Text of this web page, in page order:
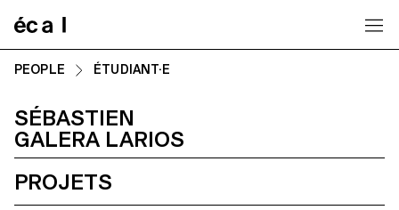
PEOPLE ÉTUDIANT·E
SÉBASTIEN
GALERA LARIOS
PROJETS